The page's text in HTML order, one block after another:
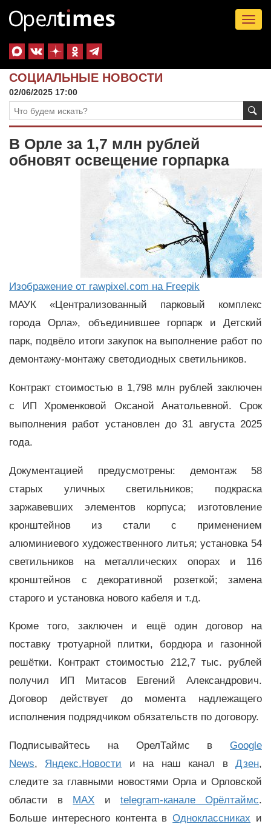
СОЦИАЛЬНЫЕ НОВОСТИ
02/06/2025 17:00
В Орле за 1,7 млн рублей
обновят освещение горпарка
Изображение от rawpixel.com на Freepik
МАУК «Централизованный парковый комплекс
города Орла», объединившее горпарк и Детский
парк, подвёло итоги закупок на выполнение работ по
демонтажу-монтажу светодиодных светильников.
Контракт стоимостью в 1,798 млн рублей заключен
с ИП Хроменковой Оксаной Анатольевной. Срок
выполнения работ установлен до 31 августа 2025
года.
Документацией предусмотрены: демонтаж 58
старых уличных светильников; подкраска
заржавевших элементов корпуса; изготовление
кронштейнов из стали с применением
алюминиевого художественного литья; установка 54
светильников на металлических опорах и 116
кронштейнов с декоративной розеткой; замена
старого и установка нового кабеля и т.д.
Кроме того, заключен и ещё один договор на
поставку тротуарной плитки, бордюра и газонной
решётки. Контракт стоимостью 212,7 тыс. рублей
получил ИП Митасов Евгений Александрович.
Договор действует до момента надлежащего
исполнения подрядчиком обязательств по договору.
Подписывайтесь на ОрелТаймс в Google
News, Яндекс.Новости и на наш канал вДзен,
следите за главными новостями Орла и Орловской
области в MAX и telegram-канале Орёлтаймс.
Больше интересного контента вОдноклассниках и